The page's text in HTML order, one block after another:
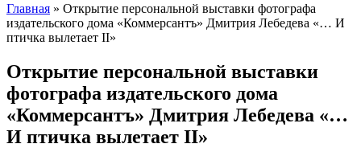
Вы здесь
Главная » Открытие персональной выставки фотографа
издательского дома «Коммерсантъ» Дмитрия Лебедева «… И
птичка вылетает II»
Открытие персональной выставки
фотографа издательского дома
«Коммерсантъ» Дмитрия Лебедева «…
И птичка вылетает II»